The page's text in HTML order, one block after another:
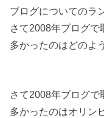
ブログについてのラ
さて2008年ブログで
多かったのはどのよ
さて2008年ブログで
多かったのはオリン